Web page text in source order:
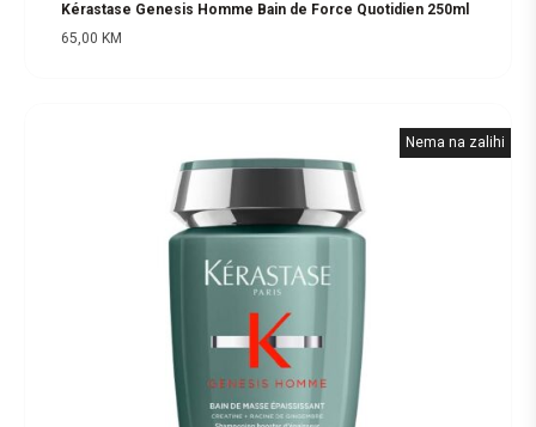
Kérastase Genesis Homme Bain de Force Quotidien 250ml
65,00 KM
Nema na zalihi